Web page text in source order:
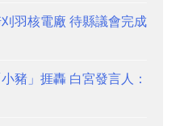
羽核電廠 待縣議會完成
豬」捱轟 白宮發言人：